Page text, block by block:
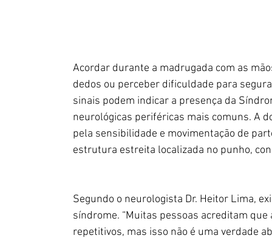
Acordar durante a madrugada com as
dedos ou perceber dificuldade para
sinais podem indicar a presença da
neurológicas periféricas mais comuns. A
pela sensibilidade e movimentação de
estrutura estreita localizada no punho,
Segundo o neurologista Dr. Heitor Lima,
síndrome. “Muitas pessoas acreditam
repetitivos, mas isso não é uma verdade